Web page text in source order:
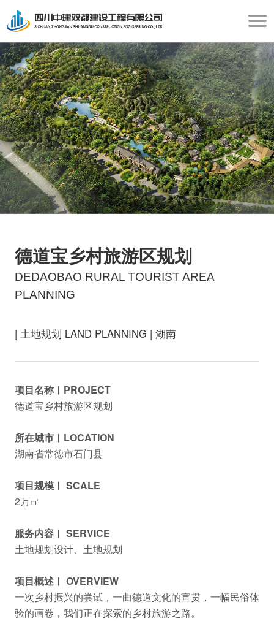
德道宝乡村旅游区规划
DEDAOBAO RURAL TOURIST AREA
PLANNING
| 土地规划 LAND PLANNING | 湖南
项目名称︱PROJECT
德道宝乡村旅游区规划
所在城市︱LOCATION
湖南省常德市石门县
项目规模︱ SCALE
2万㎡
服务内容︱ SERVICE
土地规划设计、土地规划
项目概述︱ OVERVIEW
一次乡村振兴的尝试，一曲德道文化的宣贯，一幅民俗体
验的画卷，我们正在探索的乡村旅游之路。